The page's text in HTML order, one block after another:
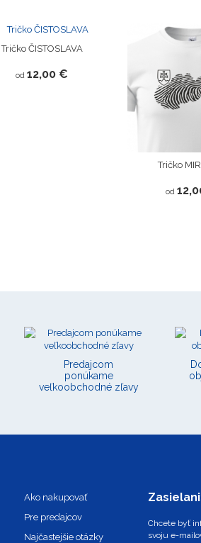
Tričko ČISTOSLAVA
od 12,00 €
Tričko
od
Predajcom
ponúkame
veľkoobchodné zľavy
Ako nakupovať
Pre predajcov
Najčastejšie otázky
Chcete byť
svoju e-